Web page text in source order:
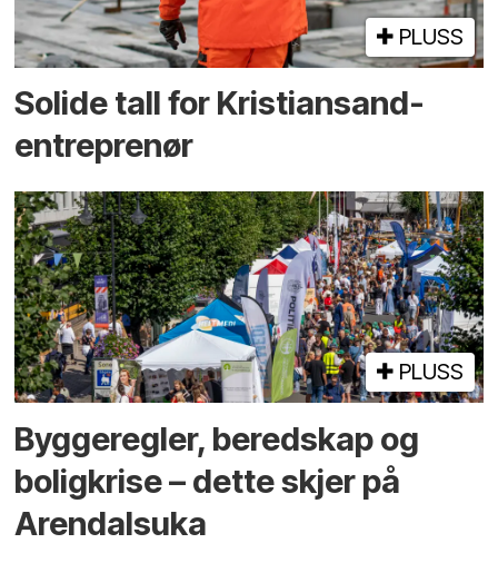
PLUSS
Solide tall for Kristiansand-
entreprenør
PLUSS
Bygge­regler, beredskap og
bolig­krise – dette skjer på
Arendals­uka